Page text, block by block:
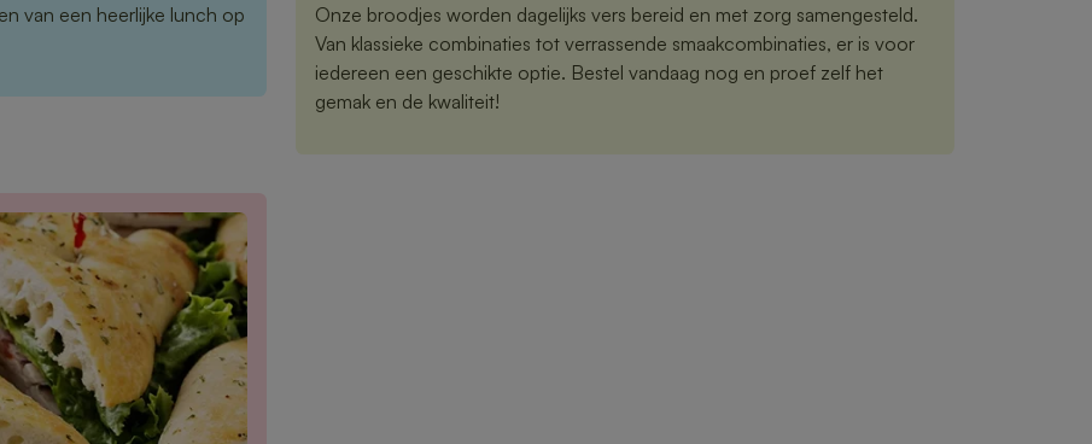
van een heerlijke lunch op
Onze broodjes worden dagelijks vers bereid en met zorg samengesteld.
Van klassieke combinaties tot verrassende smaakcombinaties, er is voor
iedereen een geschikte optie. Bestel vandaag nog en proef zelf het
gemak en de kwaliteit!